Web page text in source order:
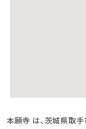
本願寺 は、茨城県取